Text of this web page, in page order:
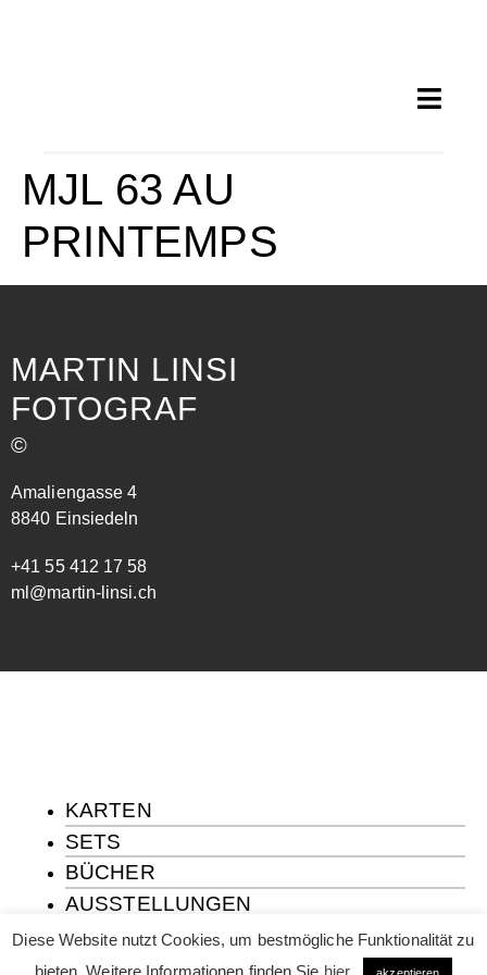
MJL 63 AU
PRINTEMPS
MARTIN LINSI
FOTOGRAF
©
Amaliengasse 4
8840 Einsiedeln
+41 55 412 17 58
ml@martin-linsi.ch
Diese Website nutzt Cookies, um bestmögliche Funktionalität zu
bieten. Weitere Informationen finden Sie hier.
KARTEN
SETS
BÜCHER
AUSSTELLUNGEN
ÜBER MICH
KONTAKT